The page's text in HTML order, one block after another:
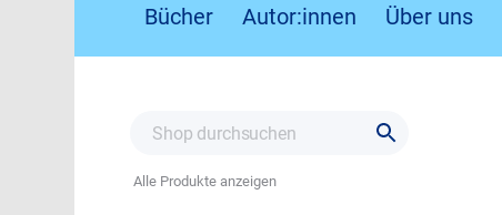
Bücher Autor:innen Über uns
Alle Produkte anzeigen